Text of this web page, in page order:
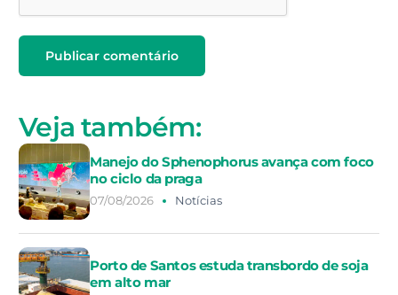
Veja também:
Manejo do Sphenophorus avança com foco
no ciclo da praga
07/08/2026 Notícias
Porto de Santos estuda transbordo de soja
em alto mar